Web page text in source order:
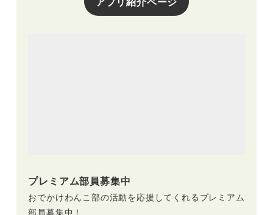
プレミアム部員募集中
おでかけわんこ部の活動を応援してくれるプレミアム
部員募集中！